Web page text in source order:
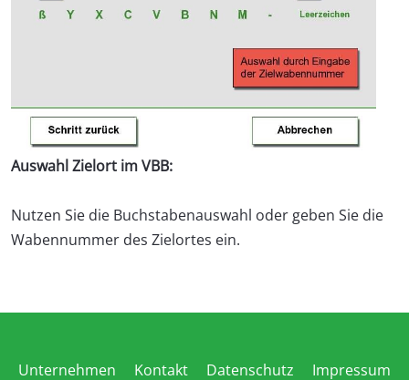
Auswahl Zielort im VBB:
Nutzen Sie die Buchstabenauswahl oder geben Sie die
Wabennummer des Zielortes ein.
Unternehmen Kontakt Datenschutz Impressum